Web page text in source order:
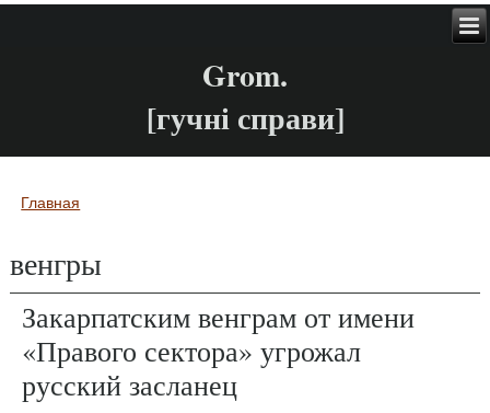
Grom.
[гучні справи]
Вы здесь
Главная
венгры
Закарпатским венграм от имени
«Правого сектора» угрожал
русский засланец